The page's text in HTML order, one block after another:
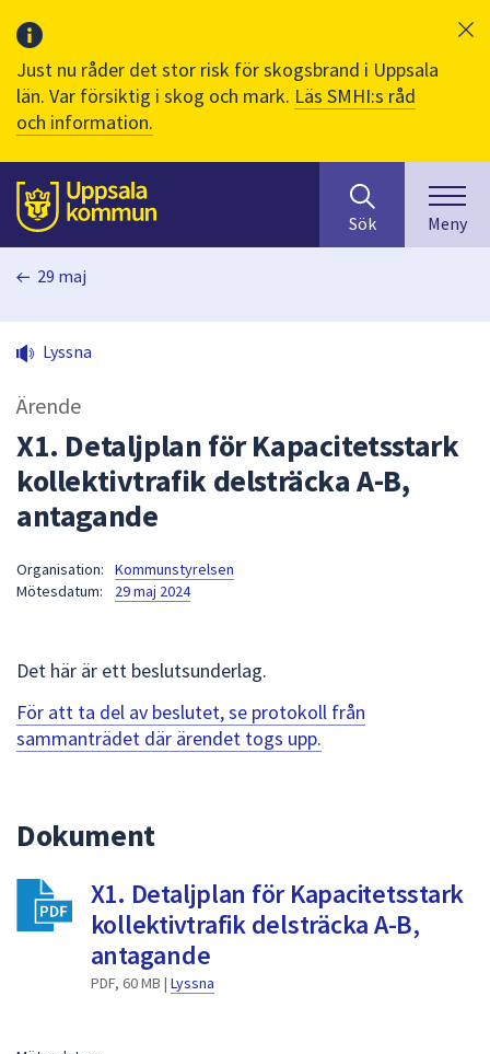
Just nu råder det stor risk för skogsbrand i Uppsala
län. Var försiktig i skog och mark. Läs SMHI:s råd
och information.
Till sidans
huvudinnehåll
efter
innehåll
på
sökfältet
kommer
sökförslag
att
navigera
mellan
välja
något
Sök Meny
29 maj
Lyssna
Ärende
X1. Detaljplan för Kapacitetsstark
kollektivtrafik delsträcka A-B,
antagande
Organisation:
Kommunstyrelsen
Mötesdatum:
29 maj 2024
Det här är ett beslutsunderlag.
För att ta del av beslutet, se protokoll från
sammanträdet där ärendet togs upp.
Dokument
X1. Detaljplan för Kapacitetsstark
kollektivtrafik delsträcka A-B,
antagande
PDF, 60 MB | Lyssna